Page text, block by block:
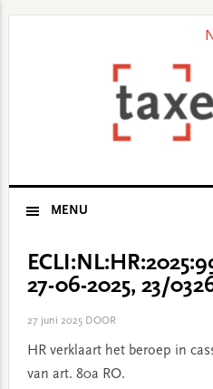
MENU
27-06-2025, 23/
27 juni 2025DOOR
HR verklaart het beroep in
van art. 80a RO.